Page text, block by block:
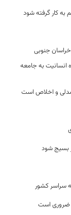
به کار گرفته شود
انسانیت به جامعه
و اخلاص است
بسیج شود
ضروری است